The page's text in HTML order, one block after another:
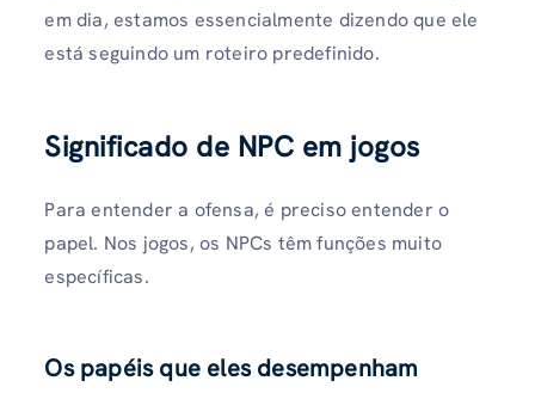
em dia, estamos essencialmente dizendo que ele
está seguindo um roteiro predefinido.
Significado de NPC em jogos
Para entender a ofensa, é preciso entender o
papel. Nos jogos, os NPCs têm funções muito
específicas.
Os papéis que eles desempenham